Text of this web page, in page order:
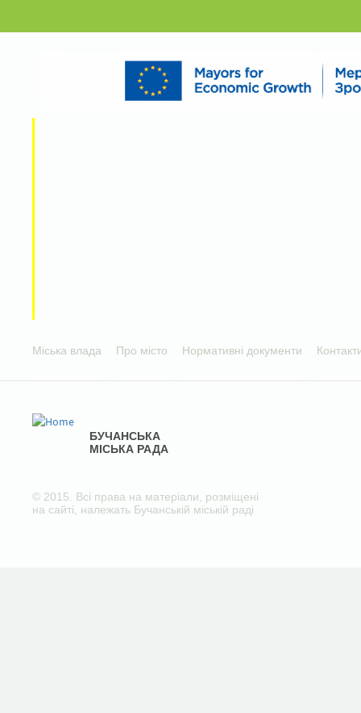
Міська влада Про місто Нормативні документи
БУЧАНСЬКА
МІСЬКА РАДА
© 2015. Всі права на матеріали, розміщені
на сайті, належать Бучанській міській раді